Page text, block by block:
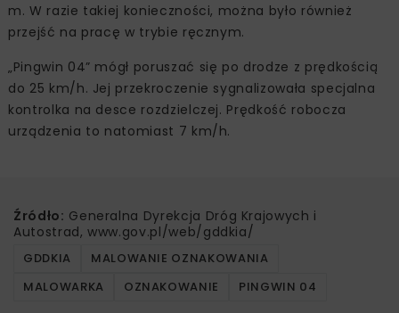
m. W razie takiej konieczności, można było również
przejść na pracę w trybie ręcznym.
„Pingwin 04” mógł poruszać się po drodze z prędkością
do 25 km/h. Jej przekroczenie sygnalizowała specjalna
kontrolka na desce rozdzielczej. Prędkość robocza
urządzenia to natomiast 7 km/h.
Źródło: Generalna Dyrekcja Dróg Krajowych i
Autostrad, www.gov.pl/web/gddkia/
GDDKIA
MALOWANIE OZNAKOWANIA
MALOWARKA
OZNAKOWANIE PINGWIN 04